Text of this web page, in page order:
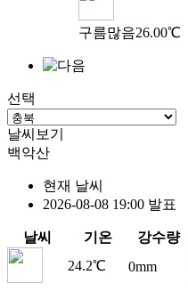
구름많음26.00℃
선택
날씨보기
백악산
현재 날씨
2026-08-08 19:00 발표
날씨 기온 강수량
24.2℃
0mm